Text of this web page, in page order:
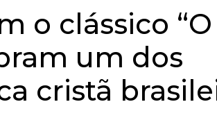
o clássico “O
um dos
cristã